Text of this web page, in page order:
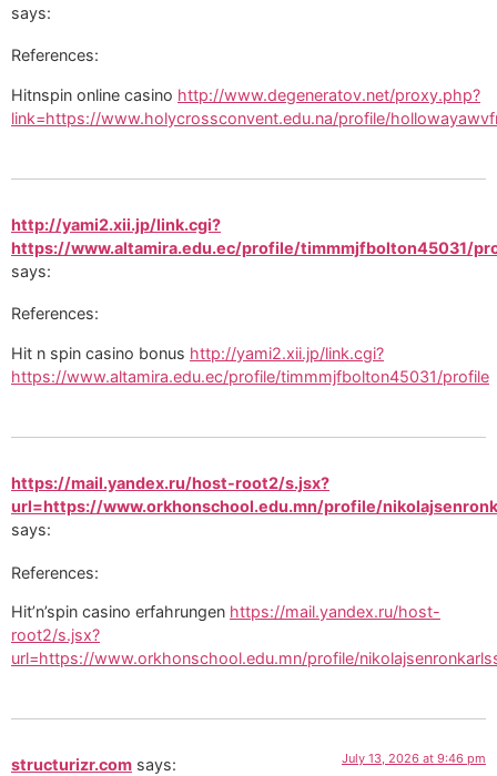
says:
References:
Hitnspin online casino http://www.degeneratov.net/proxy.php?
link=https://www.holycrossconvent.edu.na/profile/
http://yami2.xii.jp/link.cgi?
https://www.altamira.edu.ec/profile/timmmjfbolton45031/
says:
References:
Hit n spin casino bonus http://yami2.xii.jp/link.cgi?
https://www.altamira.edu.ec/profile/timmmjfbolton45031/profile
https://mail.yandex.ru/host-root2/s.jsx?
url=https://www.orkhonschool.edu.mn/profile/
says:
References:
Hit’n’spin casino erfahrungen https://mail.yandex.ru/host-
root2/s.jsx?
url=https://www.orkhonschool.edu.mn/profile/
structurizr.com says: July 13, 2026 at 9:46 pm